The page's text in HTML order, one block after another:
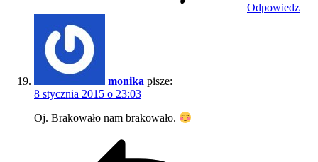
Odpowiedz
monika pisze:
8 stycznia 2015 o 23:03
Oj. Brakowało nam brakowało.